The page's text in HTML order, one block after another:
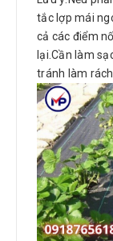
tắc lợp mái
cả các điểm
lại.Cần làm
tránh làm